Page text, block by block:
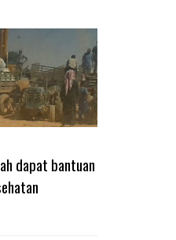
dapat bantuan